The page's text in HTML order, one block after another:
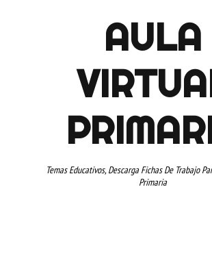
AULA
Temas Educativos, Descarga Fichas De Trabajo
Primaria